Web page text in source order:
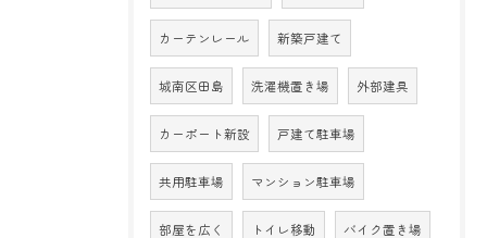
カーテンレール 新築戸建て
城南区田島 洗濯機置き場 外部建具
カーポート新設 戸建て駐車場
共用駐車場 マンション駐車場
部屋を広く トイレ移動 バイク置き場